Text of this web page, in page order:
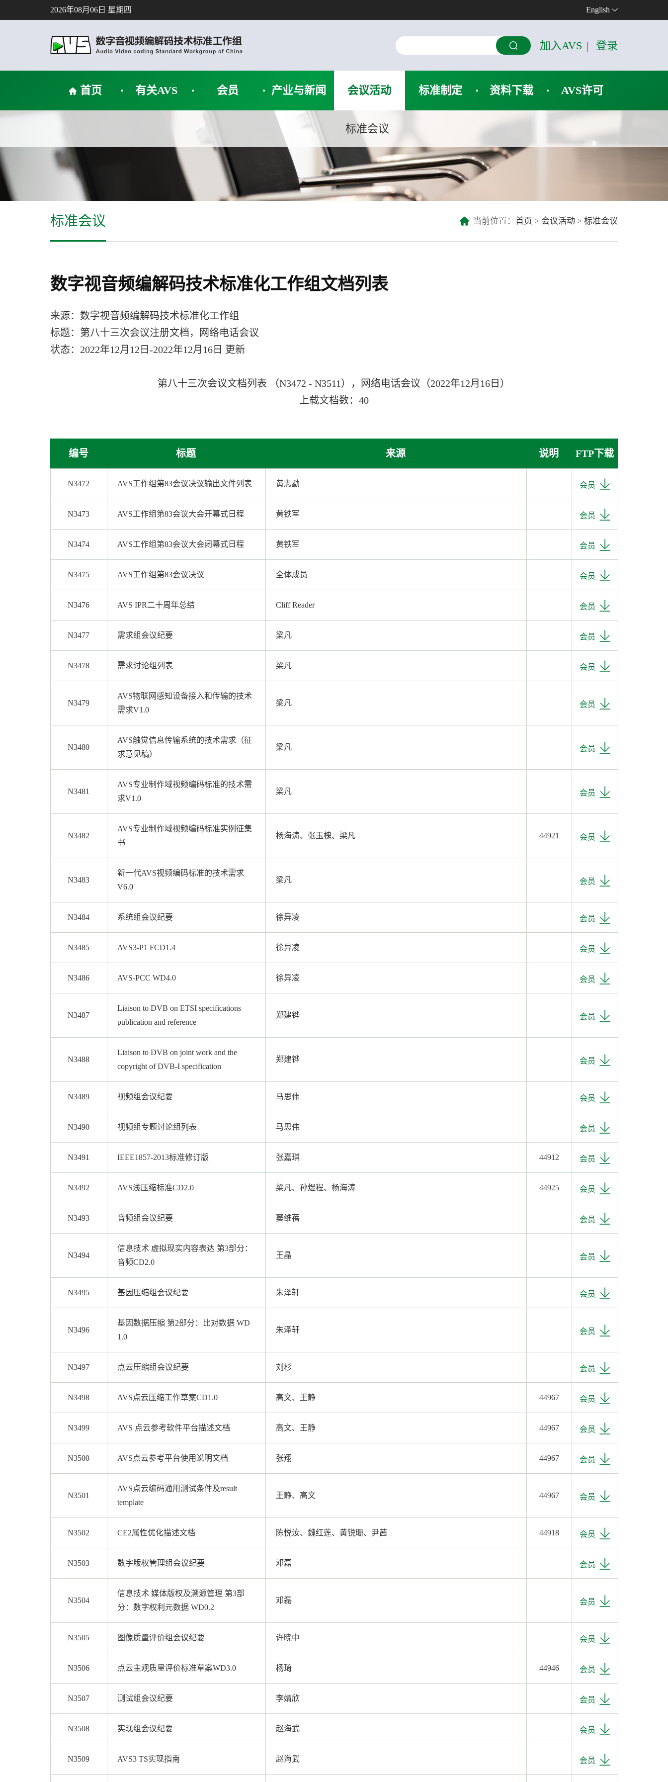
2026年08月06日 星期四 English
加入AVS | 登录
首页 有关AVS 会员 产业与新闻 会议活动
标准会议
标准制定 资料下载 AVS许可
标准会议 当前位置： 首页 > 会议活动 >标准会议
数字视音频编解码技术标准化工作组文档列表
来源：数字视音频编解码技术标准化工作组
标题：第八十三次会议注册文档，网络电话会议
状态：2022年12月12日-2022年12月16日 更新
第八十三次会议文档列表 （N3472 - N3511），网络电话会议（2022年12月16日）
上载文档数：40
编号 标题 来源 说明 FTP下载
N3472 AVS工作组第83会议决议输出文件列表 黄志勐 会员
N3473 AVS工作组第83会议大会开幕式日程 黄铁军 会员
N3474 AVS工作组第83会议大会闭幕式日程 黄铁军 会员
N3475 AVS工作组第83会议决议 全体成员 会员
N3476 AVS IPR二十周年总结 Cliff Reader 会员
N3477 需求组会议纪要 梁凡 会员
N3478 需求讨论组列表 梁凡 会员
N3479
AVS物联网感知设备接入和传输的技术
需求V1.0
梁凡 会员
N3480
AVS触觉信息传输系统的技术需求（征
求意见稿）
梁凡 会员
N3481
AVS专业制作域视频编码标准的技术需
求V1.0
梁凡 会员
N3482
AVS专业制作域视频编码标准实例征集
书
杨海涛、张玉槐、梁凡 44921 会员
N3483
新一代AVS视频编码标准的技术需求
V6.0
梁凡 会员
N3484 系统组会议纪要 徐异凌 会员
N3485 AVS3-P1 FCD1.4 徐异凌 会员
N3486 AVS-PCC WD4.0 徐异凌 会员
N3487
Liaison to DVB on ETSI specifications
publication and reference
郑建铧 会员
N3488
Liaison to DVB on joint work and the
copyright of DVB-I specification
郑建铧 会员
N3489 视频组会议纪要 马思伟 会员
N3490 视频组专题讨论组列表 马思伟 会员
N3491 IEEE1857-2013标准修订版 张嘉琪 44912 会员
N3492 AVS浅压缩标准CD2.0 梁凡、孙煜程、杨海涛 44925 会员
N3493 音频组会议纪要 窦维蓓 会员
N3494
信息技术 虚拟现实内容表达 第3部分：
音频CD2.0
王晶 会员
N3495 基因压缩组会议纪要 朱泽轩 会员
N3496
基因数据压缩 第2部分：比对数据 WD
1.0
朱泽轩 会员
N3497 点云压缩组会议纪要 刘杉 会员
N3498 AVS点云压缩工作草案CD1.0 高文、王静 44967 会员
N3499 AVS 点云参考软件平台描述文档 高文、王静 44967 会员
N3500 AVS点云参考平台使用说明文档 张翔 44967 会员
N3501
AVS点云编码通用测试条件及result
template
王静、高文 44967 会员
N3502 CE2属性优化描述文档 陈悦汝、魏红莲、黄锐珊、尹茜 44918 会员
N3503 数字版权管理组会议纪要 邓磊 会员
N3504
信息技术 媒体版权及溯源管理 第3部
分：数字权利元数据 WD0.2
邓磊 会员
N3505 图像质量评价组会议纪要 许晓中 会员
N3506 点云主观质量评价标准草案WD3.0 杨琦 44946 会员
N3507 测试组会议纪要 李婧欣 会员
N3508 实现组会议纪要 赵海武 会员
N3509 AVS3 TS实现指南 赵海武 会员